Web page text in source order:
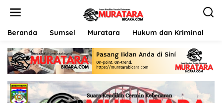
Beranda Sumsel Muratara Hukum dan Kriminal